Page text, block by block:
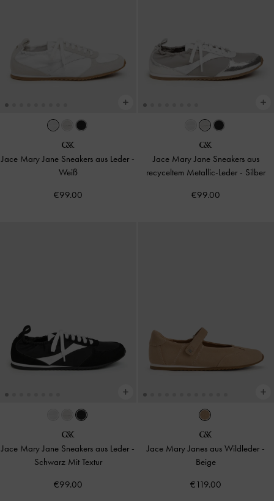
Jace Mary Jane Sneakers aus Leder -
Weiß
€99.00
Jace Mary Jane Sneakers aus
recyceltem Metallic-Leder - Silber
€99.00
Jace Mary Jane Sneakers aus Leder -
Schwarz Mit Textur
€99.00
Jace Mary Janes aus Wildleder -
Beige
€119.00